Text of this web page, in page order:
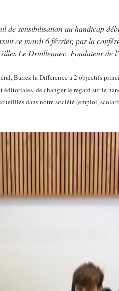
de sensibilisation au handicap
ce mardi 6 février, par la
Le Druillennec. Fondateur de
Barrez la Différence a 2 objectifs
de changer le regard sur le
dans notre société (emploi,